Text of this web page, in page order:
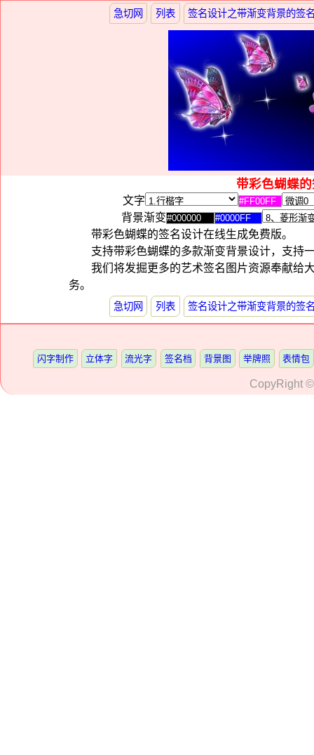
急切网 列表 签名设计之带渐变背景的签
带彩色蝴蝶
文字
背景渐变
带彩色蝴蝶的签名设计在线生成免费版。
支持带彩色蝴蝶的多款渐变背景设计，支持
我们将发掘更多的艺术签名图片资源奉献给
务。
急切网 列表 签名设计之带渐变背景的签
闪字制作 立体字 流光字 签名档 背景图 举牌照 表情包
CopyRight